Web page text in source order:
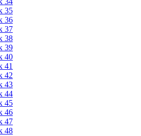
35
36
37
38
39
40
41
42
43
44
45
46
47
48